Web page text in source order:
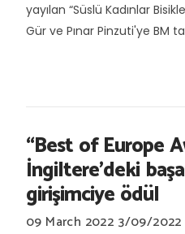
yayılan “Süslü Kadınlar
Gür ve Pınar Pinzuti'ye BM
“Best of Europe
İngiltere'deki
girişimciye ödül
09 March 2022 3/09/2022